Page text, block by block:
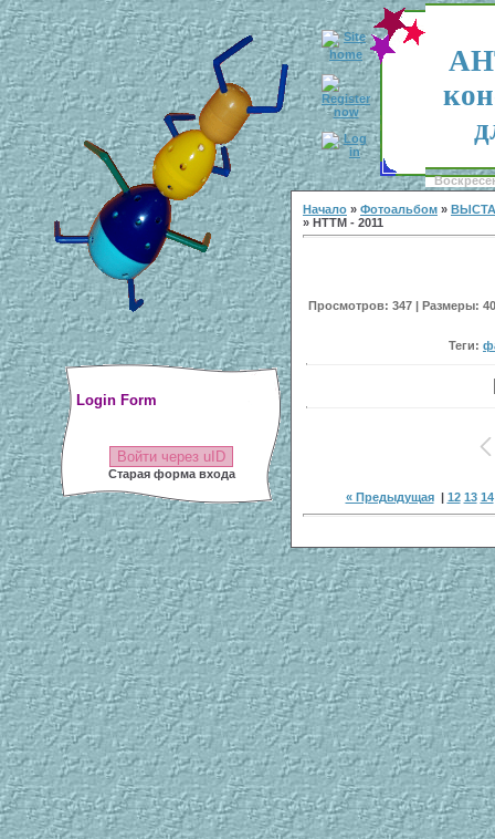
Login Form
Войти через uID
Старая форма входа
Начало » Фотоальбом »
» НТТМ - 2011
Просмотров: 347 | Размеры:
Теги:
« Предыдущая| 12 13 14